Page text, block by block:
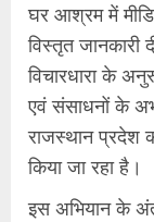
घर आश्रम में
विस्तृत
विचारधारा के
एवं संसाधनों के
राजस्थान प्रदेश
किया जा रहा है।
इस अभियान के